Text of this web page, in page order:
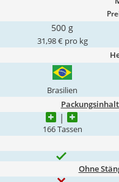
500 g
31,98 € pro kg
Brasilien
166 Tassen
Ohne